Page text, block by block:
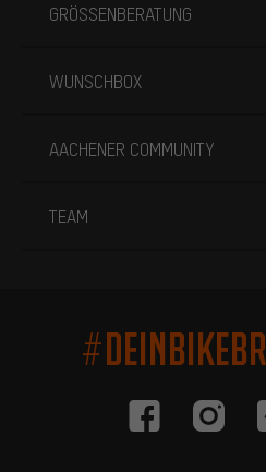
GRÖSSENBERATUNG
WUNSCHBOX
AACHENER COMMUNITY
TEAM